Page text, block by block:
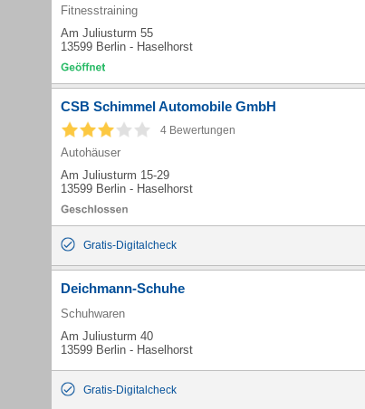
Fitnesstraining
Am Juliusturm 55
13599 Berlin - Haselhorst
CSB Schimmel Automobile GmbH
4 Bewertungen
Autohäuser
Am Juliusturm 15-29
13599 Berlin - Haselhorst
Gratis-Digitalcheck
Deichmann-Schuhe
Schuhwaren
Am Juliusturm 40
13599 Berlin - Haselhorst
Gratis-Digitalcheck